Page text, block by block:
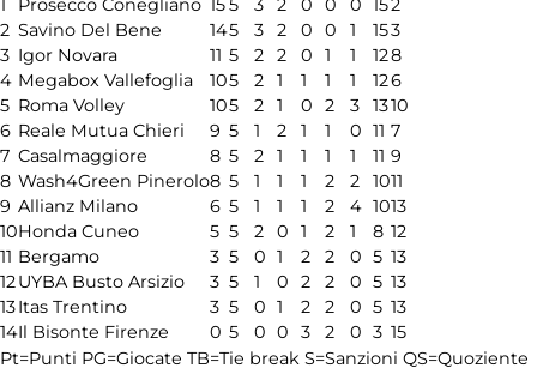
1
Prosecco Conegliano 155 3 2 0 0 0 152
2 Savino Del Bene 145 3 2 0 0 1 153
3 Igor Novara 11 5 2 2 0 1 1 128
4 Megabox Vallefoglia 105 2 1 1 1 1 126
5 Roma Volley 105 2 1 0 2 3 1310
6 Reale Mutua Chieri 9 5 1 2 1 1 0 11 7
7 Casalmaggiore 8 5 2 1 1 1 1 11 9
8 Wash4Green Pinerolo8 5 1 1 1 2 2 1011
9 Allianz Milano 6 5 1 1 1 2 4 1013
10Honda Cuneo 5 5 2 0 1 2 1 8 12
11 Bergamo 3 5 0 1 2 2 0 5 13
12UYBA Busto Arsizio 3 5 1 0 2 2 0 5 13
13Itas Trentino 3 5 0 1 2 2 0 5 13
14Il Bisonte Firenze 0 5 0 0 3 2 0 3 15
Pt=Punti PG=Giocate TB=Tie break S=Sanzioni QS=Quoziente